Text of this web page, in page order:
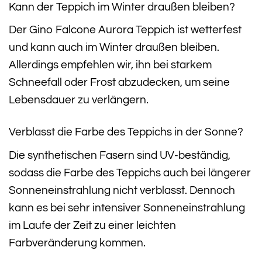
Kann der Teppich im Winter draußen bleiben?
Der Gino Falcone Aurora Teppich ist wetterfest
und kann auch im Winter draußen bleiben.
Allerdings empfehlen wir, ihn bei starkem
Schneefall oder Frost abzudecken, um seine
Lebensdauer zu verlängern.
Verblasst die Farbe des Teppichs in der Sonne?
Die synthetischen Fasern sind UV-beständig,
sodass die Farbe des Teppichs auch bei längerer
Sonneneinstrahlung nicht verblasst. Dennoch
kann es bei sehr intensiver Sonneneinstrahlung
im Laufe der Zeit zu einer leichten
Farbveränderung kommen.